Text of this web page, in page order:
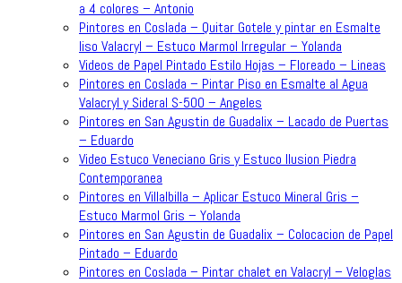
a 4 colores – Antonio
Pintores en Coslada – Quitar Gotele y pintar en Esmalte
liso Valacryl – Estuco Marmol Irregular – Yolanda
Videos de Papel Pintado Estilo Hojas – Floreado – Lineas
Pintores en Coslada – Pintar Piso en Esmalte al Agua
Valacryl y Sideral S-500 – Angeles
Pintores en San Agustin de Guadalix – Lacado de Puertas
– Eduardo
Video Estuco Veneciano Gris y Estuco Ilusion Piedra
Contemporanea
Pintores en Villalbilla – Aplicar Estuco Mineral Gris –
Estuco Marmol Gris – Yolanda
Pintores en San Agustin de Guadalix – Colocacion de Papel
Pintado – Eduardo
Pintores en Coslada – Pintar chalet en Valacryl – Veloglas